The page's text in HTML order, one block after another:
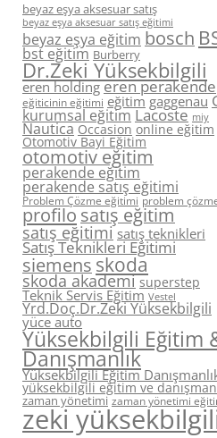
beyaz eşya aksesuar satış
beyaz eşya aksesuar satış eğitimi
beyaz eşya eğitim bosch
bst eğitim Burberry
Dr.Zeki Yüksekbilgili
eren holding eren perakende
eğiticinin eğitimi eğitim gaggenau
kurumsal eğitim Lacoste miy
Nautica Occasion online eğitim
Otomotiv Bayi Eğitim
otomotiv eğitim
perakende eğitim
perakende satış eğitimi
Problem Çözme eğitimi problem
profilo satış eğitim
satış eğitimi satış teknikleri
Satış Teknikleri Eğitimi
siemens skoda
skoda akademi superstep
Teknik Servis Eğitim Vestel
Yrd.Doç.Dr.Zeki Yüksekbilgili
yüce auto
Yüksekbilgili Eğitim
Danışmanlık
Yüksekbilgili Eğitim
yüksekbilgili eğitim ve
zaman yönetimi zaman yönetimi
zeki